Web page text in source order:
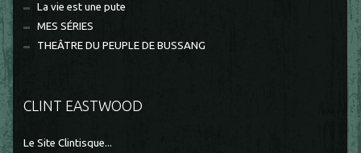
La vie est une pute
MES SÉRIES
THEÂTRE DU PEUPLE DE BUSSANG
CLINT EASTWOOD
Le Site Clintisque...